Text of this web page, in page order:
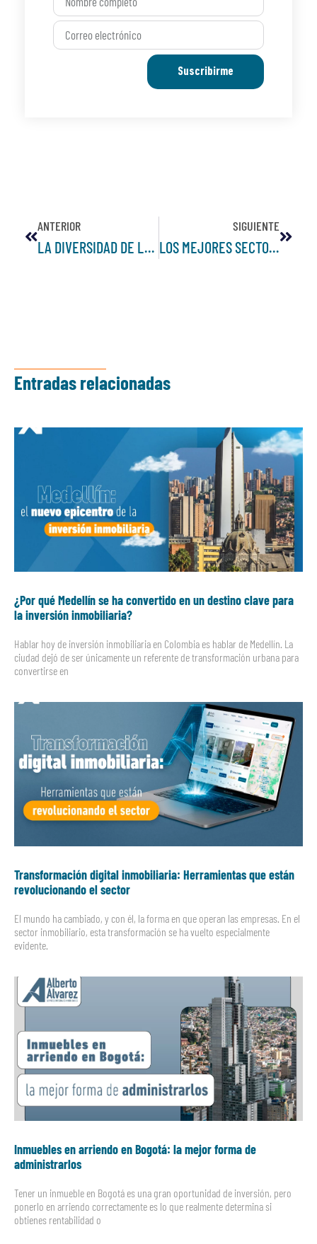
Suscribirme
ANTERIOR
LA DIVERSIDAD DE LA ZONA ALTA DEL POBLADO
SIGUIENTE
LOS MEJORES SECTORES DE MEDELLÍN PARA COMPRA DE INMUEBLES
Entradas relacionadas
¿Por qué Medellín se ha convertido en un destino clave para
la inversión inmobiliaria?
Hablar hoy de inversión inmobiliaria en Colombia es hablar de Medellín. La
ciudad dejó de ser únicamente un referente de transformación urbana para
convertirse en
Transformación digital inmobiliaria: Herramientas que están
revolucionando el sector
El mundo ha cambiado, y con él, la forma en que operan las empresas. En el
sector inmobiliario, esta transformación se ha vuelto especialmente
evidente.
Inmuebles en arriendo en Bogotá: la mejor forma de
administrarlos
Tener un inmueble en Bogotá es una gran oportunidad de inversión, pero
ponerlo en arriendo correctamente es lo que realmente determina si
obtienes rentabilidad o